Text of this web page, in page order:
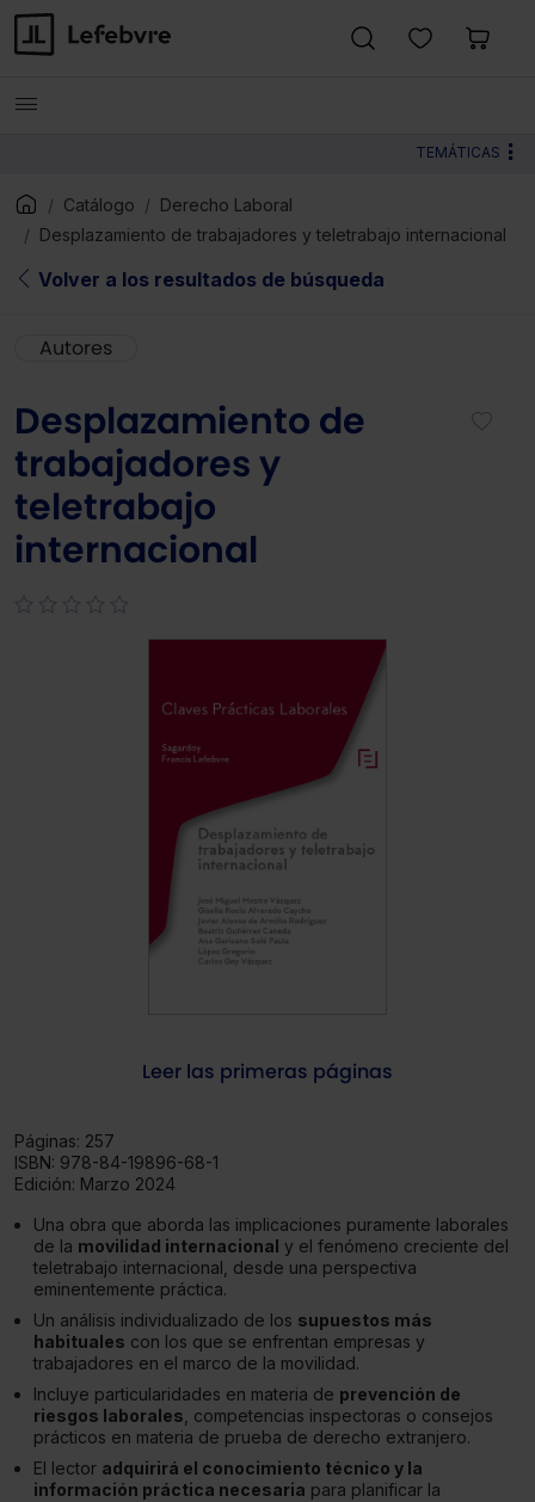
TEMÁTICAS
Catálogo
Derecho Laboral
Desplazamiento de trabajadores y teletrabajo internacional
Volver a los resultados de búsqueda
Autores
Desplazamiento de
trabajadores y
teletrabajo
internacional
Leer las primeras páginas
Páginas: 257
ISBN: 978-84-19896-68-1
Edición: Marzo 2024
Una obra que aborda las implicaciones puramente laborales
de la movilidad internacional y el fenómeno creciente del
teletrabajo internacional, desde una perspectiva
eminentemente práctica.
Un análisis individualizado de los supuestos más
habituales con los que se enfrentan empresas y
trabajadores en el marco de la movilidad.
Incluye particularidades en materia de prevención de
riesgos laborales , competencias inspectoras o consejos
prácticos en materia de prueba de derecho extranjero.
El lector adquirirá el conocimiento técnico y la
información práctica necesaria para planificar la